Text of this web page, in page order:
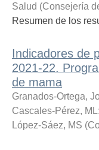
Salud (Consejería
Resumen de los
Indicadores de
2021-22.
de mama
Granados-Ortega,
Cascales-Pérez, ML;
López-Sáez, MS (